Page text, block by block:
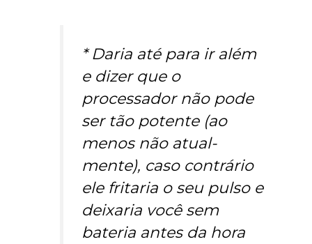
* Daria até para ir além
e dizer que o
processador não pode
ser tão potente (ao
menos não atual-
mente), caso contrário
ele fritaria o seu pulso e
deixaria você sem
bateria antes da hora